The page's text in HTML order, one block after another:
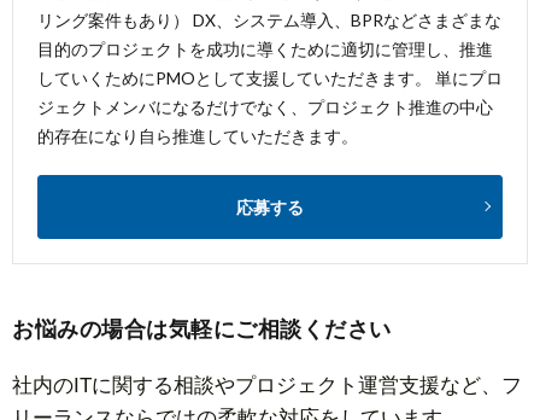
リング案件もあり） DX、システム導入、BPRなどさまざまな
目的のプロジェクトを成功に導くために適切に管理し、推進
していくためにPMOとして支援していただきます。 単にプロ
ジェクトメンバになるだけでなく、プロジェクト推進の中心
的存在になり自ら推進していただきます。
応募する
お悩みの場合は気軽にご相談ください
社内のITに関する相談やプロジェクト運営支援など、フ